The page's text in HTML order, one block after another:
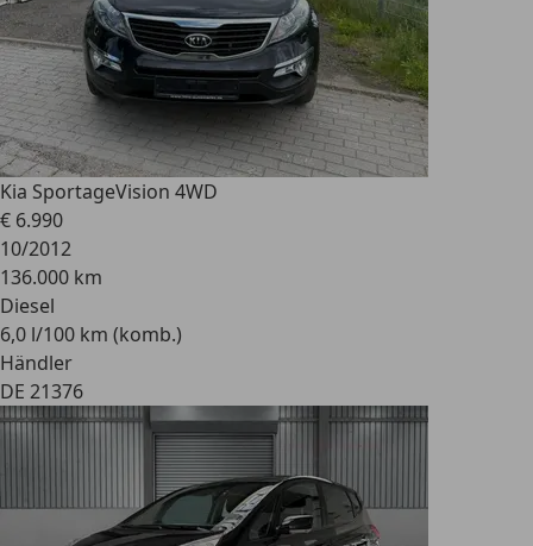
Kia SportageVision 4WD
€ 6.990
10/2012
136.000 km
Diesel
6,0 l/100 km (komb.)
Händler
DE 21376